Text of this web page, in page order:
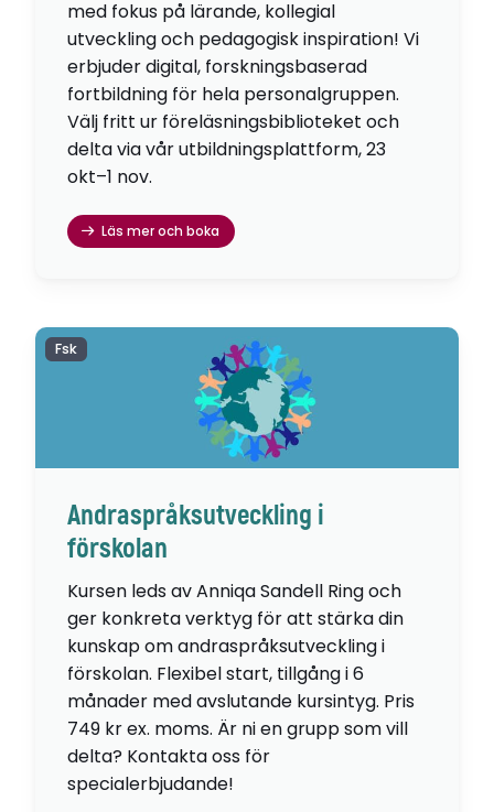
med fokus på lärande, kollegial
utveckling och pedagogisk inspiration! Vi
erbjuder digital, forskningsbaserad
fortbildning för hela personalgruppen.
Välj fritt ur föreläsningsbiblioteket och
delta via vår utbildningsplattform, 23
okt–1 nov.
Läs mer och boka
Andraspråksutveckling i
förskolan
Kursen leds av Anniqa Sandell Ring och
ger konkreta verktyg för att stärka din
kunskap om andraspråksutveckling i
förskolan. Flexibel start, tillgång i 6
månader med avslutande kursintyg. Pris
749 kr ex. moms. Är ni en grupp som vill
delta? Kontakta oss för
specialerbjudande!
Fsk